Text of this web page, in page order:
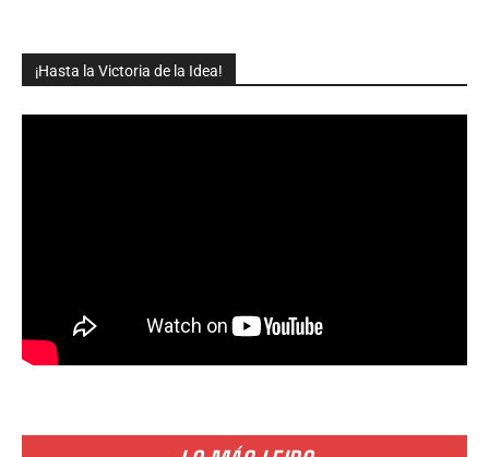
¡Hasta la Victoria de la Idea!